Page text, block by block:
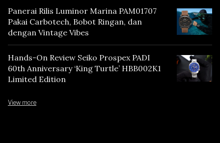
Panerai Rilis Luminor Marina PAM01707
Pakai Carbotech, Bobot Ringan, dan
dengan Vintage Vibes
Hands-On Review Seiko Prospex PADI
60th Anniversary ‘King Turtle’ HBB002K1
Limited Edition
View more